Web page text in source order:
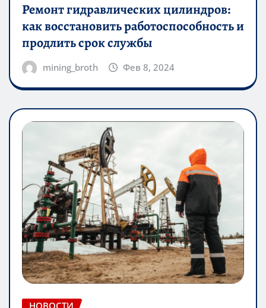
Ремонт гидравлических цилиндров:
как восстановить работоспособность и
продлить срок службы
mining_broth Фев 8, 2024